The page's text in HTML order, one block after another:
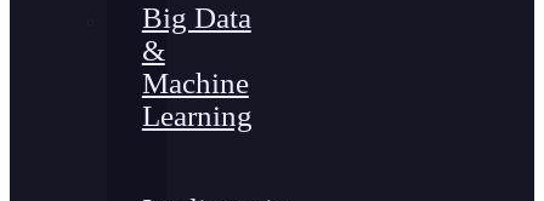
Big Data
&
Machine
Learning